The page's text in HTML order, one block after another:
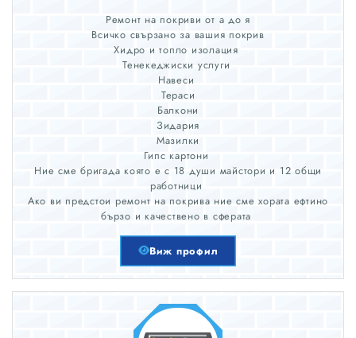
Ремонт на покриви от а до я
Всичко свързано за вашия покрив
Хидро и топло изолация
Тенекеджиски услуги
Навеси
Тераси
Балкони
Зидария
Мазилки
Гипс картони
Ние сме бригада която е с 18 души майстори и 12 общи
работници
Ако ви предстои ремонт на покрива ние сме хората ефтино
бързо и качествено в сферата
Виж профил